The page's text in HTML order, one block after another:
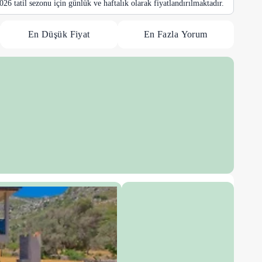
tatil sezonu için günlük ve haftalık olarak fiyatlandırılmaktadır.
En Düşük Fiyat En Fazla Yorum